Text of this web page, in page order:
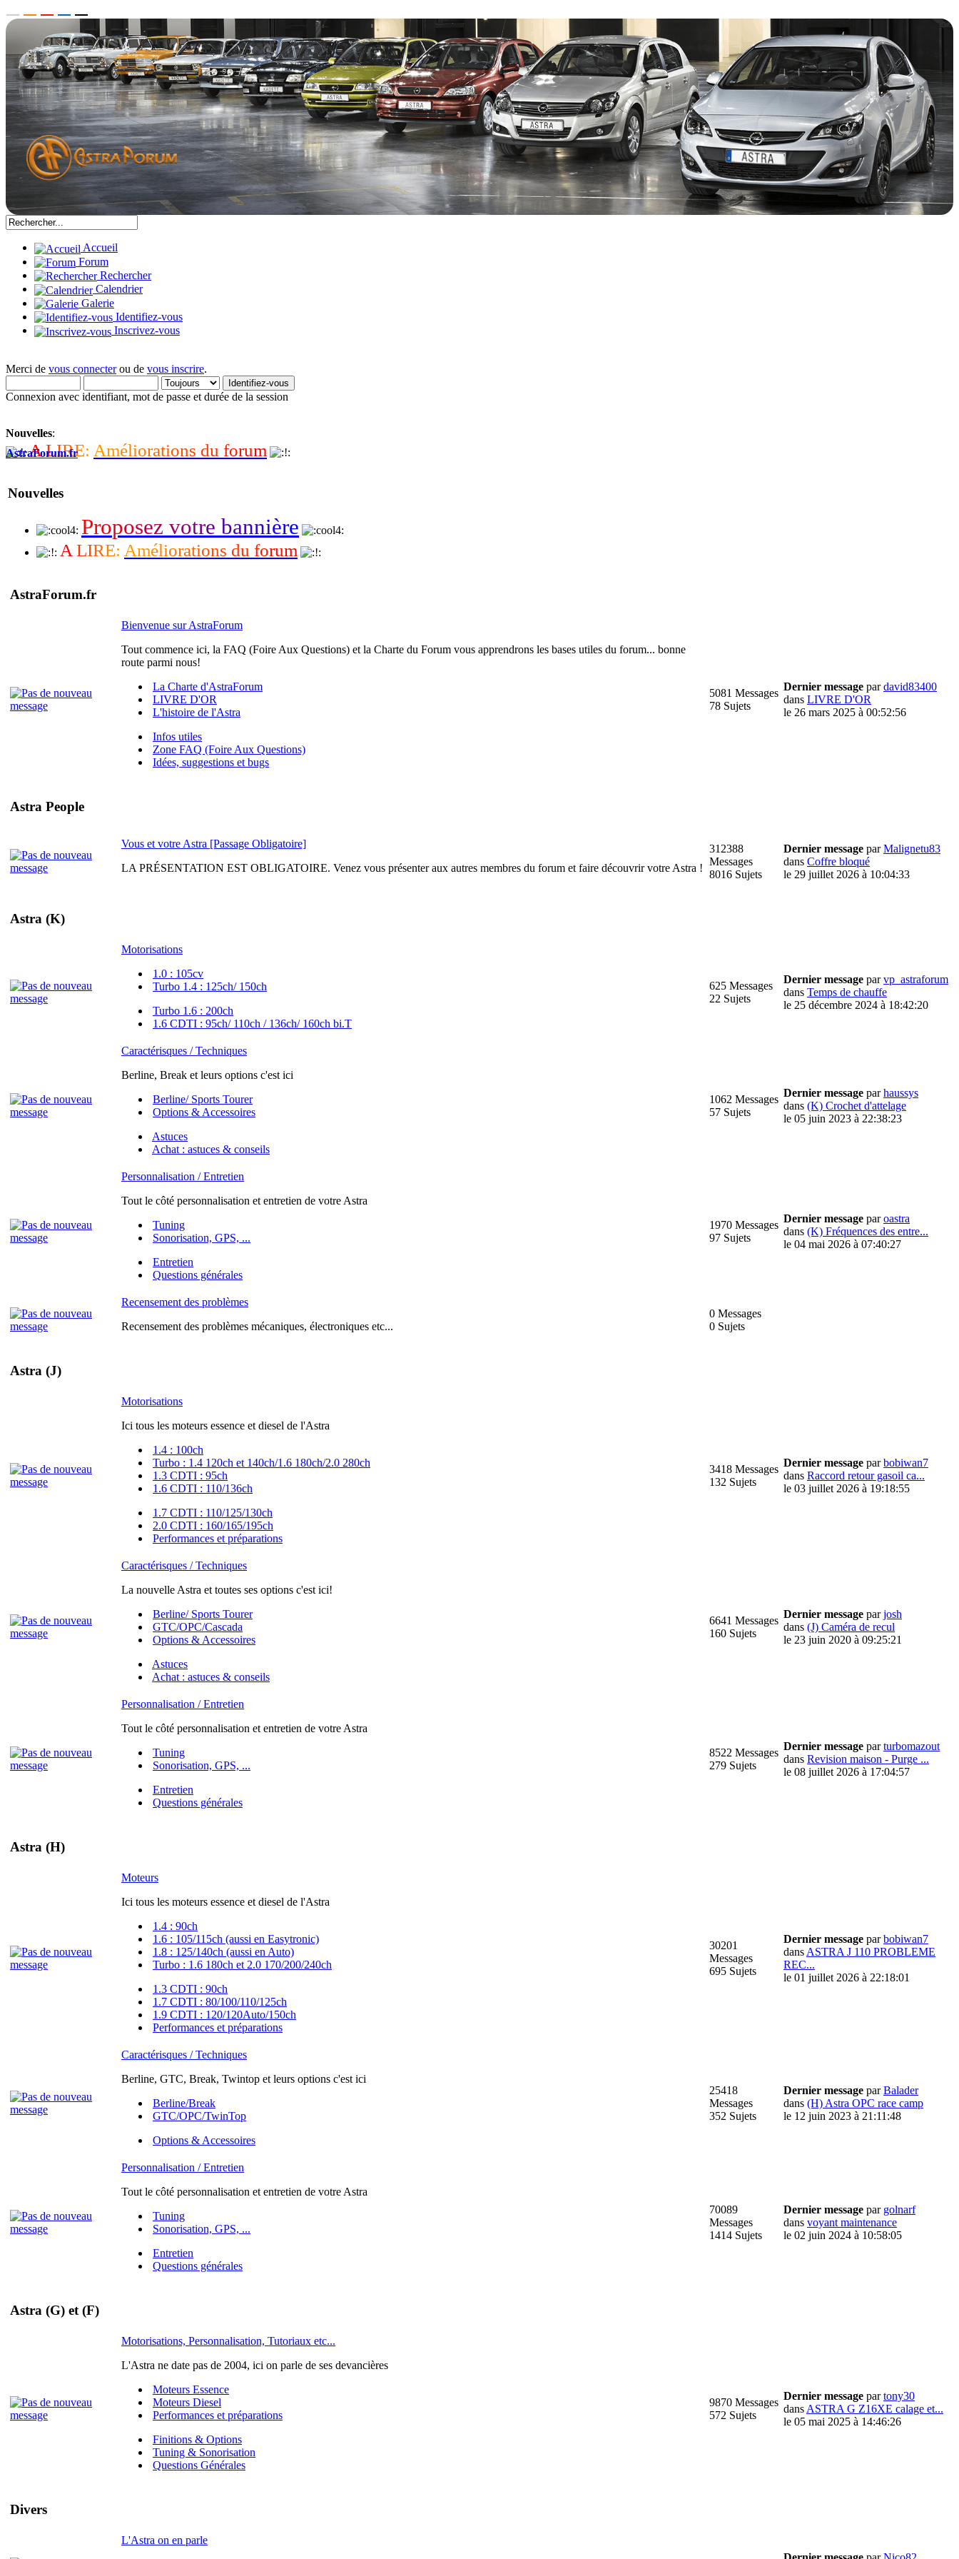
Accueil
Forum
Rechercher
Calendrier
Galerie
Identifiez-vous
Inscrivez-vous
Merci de vous connecterou de vous inscrire.
Connexion avec identifiant, mot de passe et durée de la session
Nouvelles:
A LIRE: Améliorations du forum
AstraForum.fr
Nouvelles
Proposez votre bannière
A LIRE: Améliorations du forum
AstraForum.fr
Bienvenue sur AstraForum
Tout commence ici, la FAQ (Foire Aux Questions) et la Charte du Forum vous apprendrons les bases utiles du forum... bonne
route parmi nous!
La Charte d'AstraForum
LIVRE D'OR
L'histoire de l'Astra
Infos utiles
Zone FAQ (Foire Aux Questions)
Idées, suggestions et bugs
5081 Messages
78 Sujets
Dernier message pardavid83400
dans LIVRE D'OR
le 26 mars 2025 à 00:52:56
Astra People
Vous et votre Astra [Passage Obligatoire]
LA PRÉSENTATION EST OBLIGATOIRE. Venez vous présenter aux autres membres du forum et faire découvrir votre Astra !
312388
Messages
8016 Sujets
Dernier message parMalignetu83
dans Coffre bloqué
le 29 juillet 2026 à 10:04:33
Astra (K)
Motorisations
1.0 : 105cv
Turbo 1.4 : 125ch/ 150ch
Turbo 1.6 : 200ch
1.6 CDTI : 95ch/ 110ch / 136ch/ 160ch bi.T
625 Messages
22 Sujets
Dernier message parvp_astraforum
dans Temps de chauffe
le 25 décembre 2024 à 18:42:20
Caractérisques / Techniques
Berline, Break et leurs options c'est ici
Berline/ Sports Tourer
Options & Accessoires
Astuces
Achat : astuces & conseils
1062 Messages
57 Sujets
Dernier message parhaussys
dans (K) Crochet d'attelage
le 05 juin 2023 à 22:38:23
Personnalisation / Entretien
Tout le côté personnalisation et entretien de votre Astra
Tuning
Sonorisation, GPS, ...
Entretien
Questions générales
1970 Messages
97 Sujets
Dernier message paroastra
dans (K) Fréquences des entre...
le 04 mai 2026 à 07:40:27
Recensement des problèmes
Recensement des problèmes mécaniques, électroniques etc...
0 Messages
0 Sujets
Astra (J)
Motorisations
Ici tous les moteurs essence et diesel de l'Astra
1.4 : 100ch
Turbo : 1.4 120ch et 140ch/1.6 180ch/2.0 280ch
1.3 CDTI : 95ch
1.6 CDTI : 110/136ch
1.7 CDTI : 110/125/130ch
2.0 CDTI : 160/165/195ch
Performances et préparations
3418 Messages
132 Sujets
Dernier message parbobiwan7
dans Raccord retour gasoil ca...
le 03 juillet 2026 à 19:18:55
Caractérisques / Techniques
La nouvelle Astra et toutes ses options c'est ici!
Berline/ Sports Tourer
GTC/OPC/Cascada
Options & Accessoires
Astuces
Achat : astuces & conseils
6641 Messages
160 Sujets
Dernier message parjosh
dans (J) Caméra de recul
le 23 juin 2020 à 09:25:21
Personnalisation / Entretien
Tout le côté personnalisation et entretien de votre Astra
Tuning
Sonorisation, GPS, ...
Entretien
Questions générales
8522 Messages
279 Sujets
Dernier message parturbomazout
dans Revision maison - Purge ...
le 08 juillet 2026 à 17:04:57
Astra (H)
Moteurs
Ici tous les moteurs essence et diesel de l'Astra
1.4 : 90ch
1.6 : 105/115ch (aussi en Easytronic)
1.8 : 125/140ch (aussi en Auto)
Turbo : 1.6 180ch et 2.0 170/200/240ch
1.3 CDTI : 90ch
1.7 CDTI : 80/100/110/125ch
1.9 CDTI : 120/120Auto/150ch
Performances et préparations
30201
Messages
695 Sujets
Dernier message parbobiwan7
dans ASTRA J 110 PROBLEME
REC...
le 01 juillet 2026 à 22:18:01
Caractérisques / Techniques
Berline, GTC, Break, Twintop et leurs options c'est ici
Berline/Break
GTC/OPC/TwinTop
Options & Accessoires
25418
Messages
352 Sujets
Dernier message parBalader
dans (H) Astra OPC race camp
le 12 juin 2023 à 21:11:48
Personnalisation / Entretien
Tout le côté personnalisation et entretien de votre Astra
Tuning
Sonorisation, GPS, ...
Entretien
Questions générales
70089
Messages
1414 Sujets
Dernier message par golnarf
dans voyant maintenance
le 02 juin 2024 à 10:58:05
Astra (G) et (F)
Motorisations, Personnalisation, Tutoriaux etc...
L'Astra ne date pas de 2004, ici on parle de ses devancières
Moteurs Essence
Moteurs Diesel
Performances et préparations
Finitions & Options
Tuning & Sonorisation
Questions Générales
9870 Messages
572 Sujets
Dernier message partony30
dans ASTRA G Z16XE calage et...
le 05 mai 2025 à 14:46:26
Divers
L'Astra on en parle